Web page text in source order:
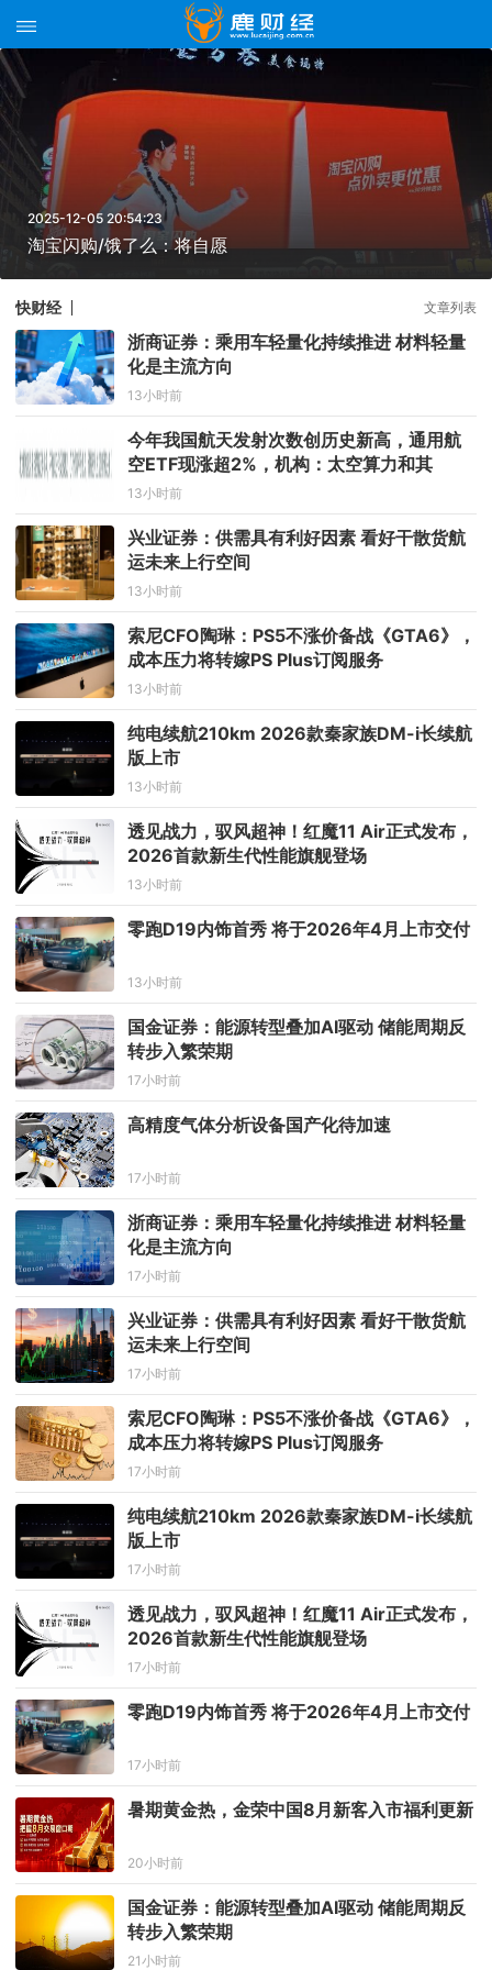
2025-12-05 20:54:23
淘宝闪购/饿了么：将自愿
快财经 文章列表
浙商证券：乘用车轻量化持续推进 材料轻量
化是主流方向
13小时前
今年我国航天发射次数创历史新高，通用航
空ETF现涨超2%，机构：太空算力和其
13小时前
兴业证券：供需具有利好因素 看好干散货航
运未来上行空间
13小时前
索尼CFO陶琳：PS5不涨价备战《GTA6》，
成本压力将转嫁PS Plus订阅服务
13小时前
纯电续航210km 2026款秦家族DM-i长续航
版上市
13小时前
透见战力，驭风超神！红魔11 Air正式发布，
2026首款新生代性能旗舰登场
13小时前
零跑D19内饰首秀 将于2026年4月上市交付
13小时前
国金证券：能源转型叠加AI驱动 储能周期反
转步入繁荣期
17小时前
高精度气体分析设备国产化待加速
17小时前
浙商证券：乘用车轻量化持续推进 材料轻量
化是主流方向
17小时前
兴业证券：供需具有利好因素 看好干散货航
运未来上行空间
17小时前
索尼CFO陶琳：PS5不涨价备战《GTA6》，
成本压力将转嫁PS Plus订阅服务
17小时前
纯电续航210km 2026款秦家族DM-i长续航
版上市
17小时前
透见战力，驭风超神！红魔11 Air正式发布，
2026首款新生代性能旗舰登场
17小时前
零跑D19内饰首秀 将于2026年4月上市交付
17小时前
​暑期黄金热，金荣中国8月新客入市福利更新
20小时前
国金证券：能源转型叠加AI驱动 储能周期反
转步入繁荣期
21小时前